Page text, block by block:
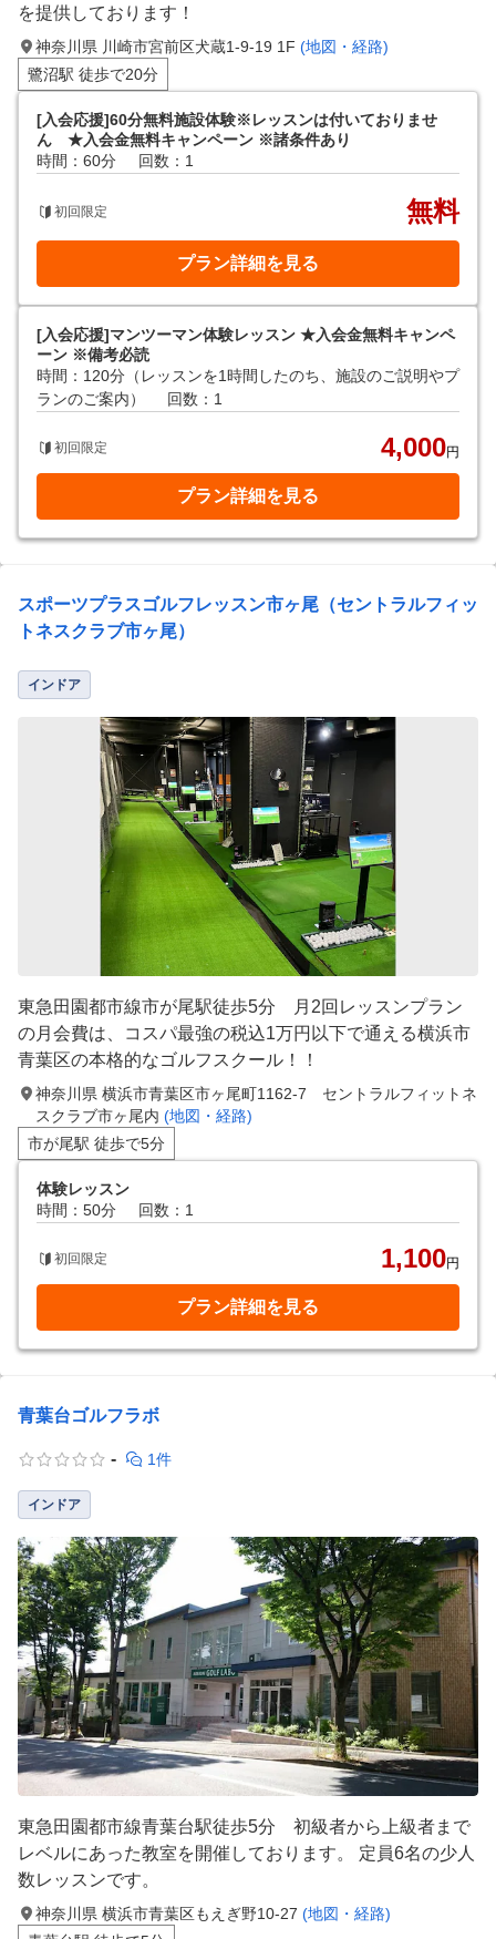
を提供しております！
神奈川県 川崎市宮前区犬蔵1-9-19 1F (地図・経路)
鷺沼駅 徒歩で20分
[入会応援]60分無料施設体験※レッスンは付いておりませ
ん ★入会金無料キャンペーン ※諸条件あり
時間：60分
回数：1
初回限定 無料
プラン詳細を見る
[入会応援]マンツーマン体験レッスン ★入会金無料キャンペ
ーン ※備考必読
時間：120分（レッスンを1時間したのち、施設のご説明やプ
ランのご案内）
回数：1
初回限定 4,000円
プラン詳細を見る
スポーツプラスゴルフレッスン市ヶ尾（セントラルフィッ
トネスクラブ市ヶ尾）
インドア
東急田園都市線市が尾駅徒歩5分 月2回レッスンプラン
の月会費は、コスパ最強の税込1万円以下で通える横浜市
青葉区の本格的なゴルフスクール！！
神奈川県 横浜市青葉区市ヶ尾町1162-7 セントラルフィットネ
スクラブ市ヶ尾内 (地図・経路)
市が尾駅 徒歩で5分
体験レッスン
時間：50分
回数：1
初回限定 1,100円
プラン詳細を見る
青葉台ゴルフラボ
- 1件
インドア
東急田園都市線青葉台駅徒歩5分 初級者から上級者まで
レベルにあった教室を開催しております。 定員6名の少人
数レッスンです。
神奈川県 横浜市青葉区もえぎ野10-27 (地図・経路)